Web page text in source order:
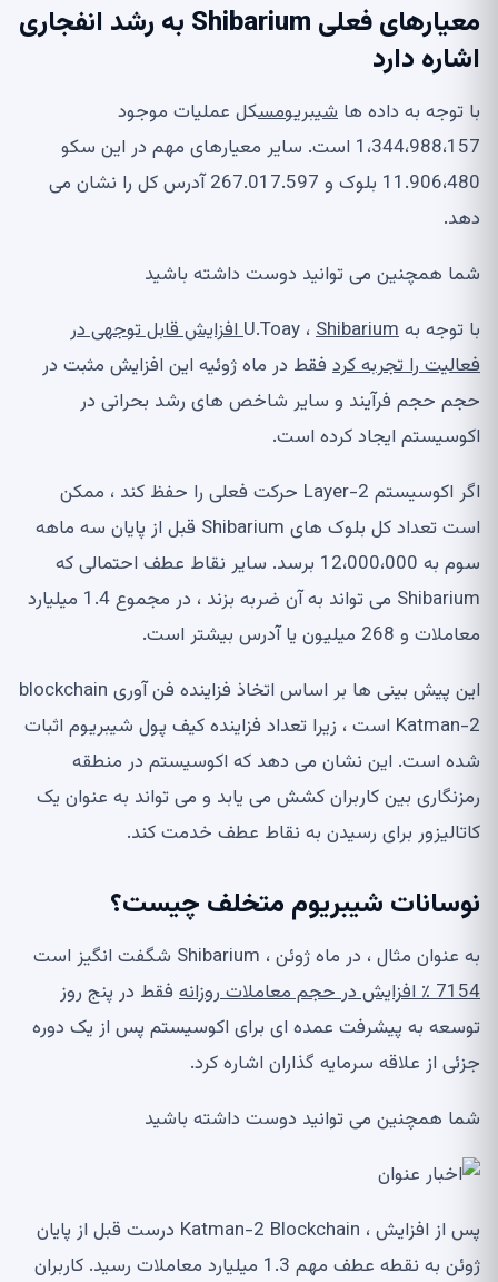
معیارهای فعلی Shibarium به رشد انفجاری
اشاره دارد
با توجه به داده ها شیبریومسکل عملیات موجود
1،344،988،157 است. سایر معیارهای مهم در این سکو
11.906،480 بلوک و 267.017.597 آدرس کل را نشان می
دهد.
شما همچنین می توانید دوست داشته باشید
با توجه به U.Toay ،
Shibarium افزایش قابل توجهی در
فعالیت را تجربه کرد فقط در ماه ژوئیه این افزایش مثبت در
حجم حجم فرآیند و سایر شاخص های رشد بحرانی در
اکوسیستم ایجاد کرده است.
اگر اکوسیستم Layer-2 حرکت فعلی را حفظ کند ، ممکن
است تعداد کل بلوک های Shibarium قبل از پایان سه ماهه
سوم به 12،000،000 برسد. سایر نقاط عطف احتمالی که
Shibarium می تواند به آن ضربه بزند ، در مجموع 1.4 میلیارد
معاملات و 268 میلیون یا آدرس بیشتر است.
این پیش بینی ها بر اساس اتخاذ فزاینده فن آوری blockchain
Katman-2 است ، زیرا تعداد فزاینده کیف پول شیبریوم اثبات
شده است. این نشان می دهد که اکوسیستم در منطقه
رمزنگاری بین کاربران کشش می یابد و می تواند به عنوان یک
کاتالیزور برای رسیدن به نقاط عطف خدمت کند.
نوسانات شیبریوم متخلف چیست؟
به عنوان مثال ، در ماه ژوئن ، Shibarium شگفت انگیز است
7154 ٪ افزایش در حجم معاملات روزانه
فقط در پنج روز
توسعه به پیشرفت عمده ای برای اکوسیستم پس از یک دوره
جزئی از علاقه سرمایه گذاران اشاره کرد.
شما همچنین می توانید دوست داشته باشید
پس از افزایش ، Katman-2 Blockchain درست قبل از پایان
ژوئن به نقطه عطف مهم 1.3 میلیارد معاملات رسید. کاربران